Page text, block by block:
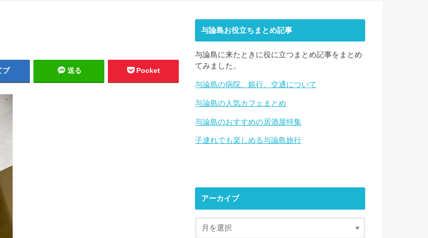
ブ 送る Pocket
与論島お役立ちまとめ記事
与論島に来たときに役に立つまとめ記事をまとめ
てみました。
与論島の病院、銀行、交通について
与論島の人気カフェまとめ
与論島のおすすめの居酒屋特集
子連れでも楽しめる与論島旅行
アーカイブ